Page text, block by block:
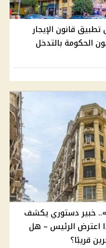
قانون الإيجار
الحكومة بالتدخل
خبير دستوري يكشف
اعترض الرئيس – هل
قريبًا؟